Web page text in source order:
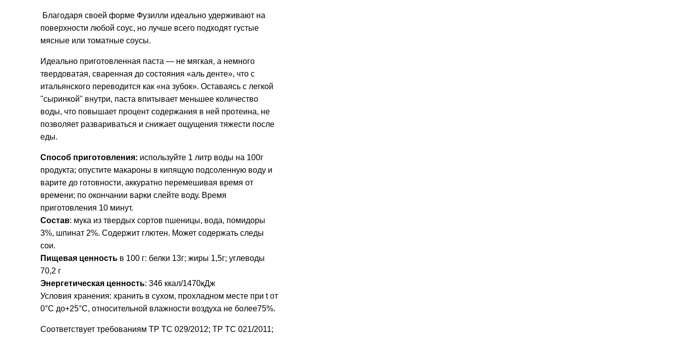
Благодаря своей форме Фузилли идеально удерживают на
поверхности любой соус, но лучше всего подходят густые
мясные или томатные соусы.
Идеально приготовленная паста — не мягкая, а немного
твердоватая, сваренная до состояния «аль денте», что с
итальянского переводится как «на зубок». Оставаясь с легкой
"сыринкой" внутри, паста впитывает меньшее количество
воды, что повышает процент содержания в ней протеина, не
позволяет развариваться и снижает ощущения тяжести после
еды.
Способ приготовления: используйте 1 литр воды на 100г
продукта; опустите макароны в кипящую подсоленную воду и
варите до готовности, аккуратно перемешивая время от
времени; по окончании варки слейте воду. Время
приготовления 10 минут.
Состав: мука из твердых сортов пшеницы, вода, помидоры
3%, шпинат 2%. Содержит глютен. Может содержать следы
сои.
Пищевая ценность в 100 г: белки 13г; жиры 1,5г; углеводы
70,2 г
Энергетическая ценность: 346 ккал/1470кДж
Условия хранения: хранить в сухом, прохладном месте при t от
0°С до+25°С, относительной влажности воздуха не более75%.
Соответствует требованиям ТР ТС 029/2012; ТР ТС 021/2011;